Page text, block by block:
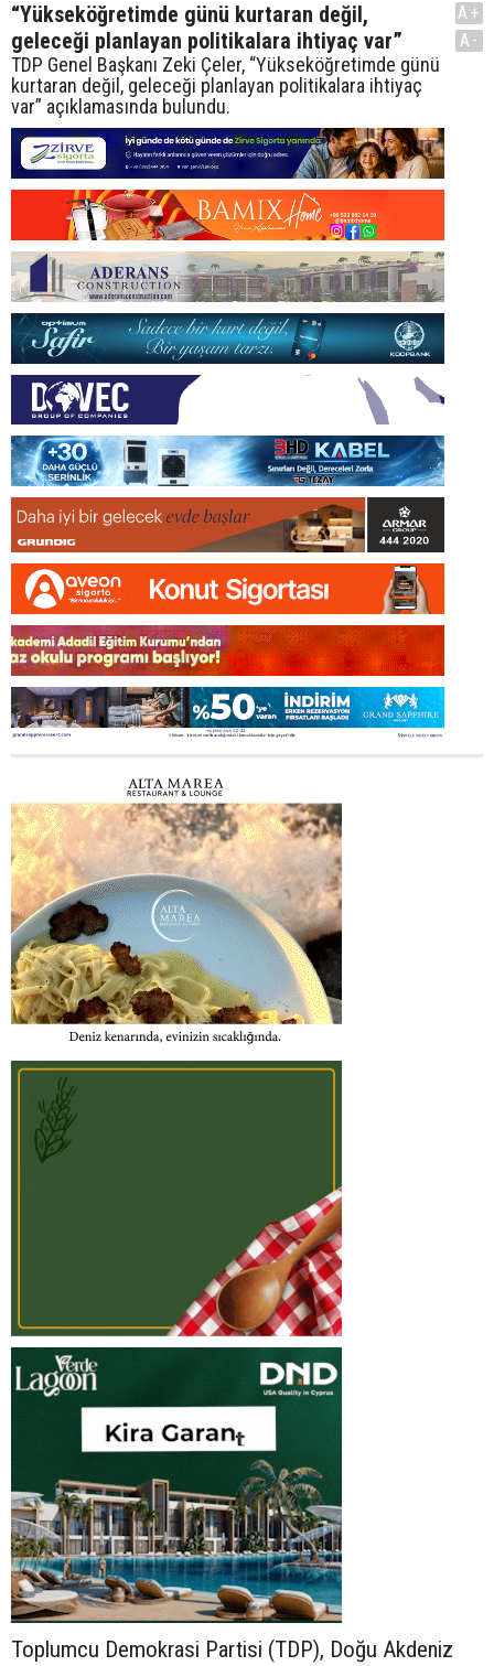
“Yükseköğretimde günü kurtaran değil,
geleceği planlayan politikalara ihtiyaç var”
TDP Genel Başkanı Zeki Çeler, “Yükseköğretimde günü
kurtaran değil, geleceği planlayan politikalara ihtiyaç
var” açıklamasında bulundu.
A+
A-
Toplumcu Demokrasi Partisi (TDP), Doğu Akdeniz